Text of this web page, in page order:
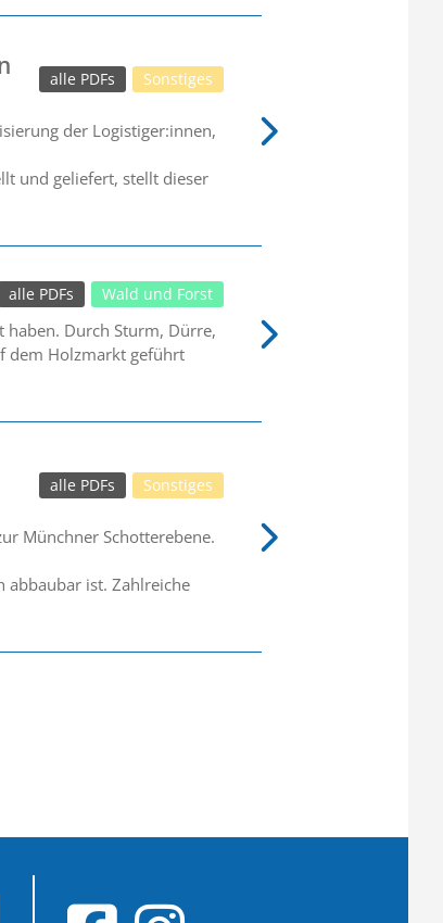
Sonstiges
alle PDFs
der Logistiger:innen,
und geliefert, stellt dieser
Wald und Forst
alle PDFs
haben. Durch Sturm, Dürre,
dem Holzmarkt geführt
Sonstiges
alle PDFs
Münchner Schotterebene.
abbaubar ist. Zahlreiche